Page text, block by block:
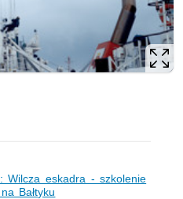
Wilcza eskadra - szkolenie
Bałtyku